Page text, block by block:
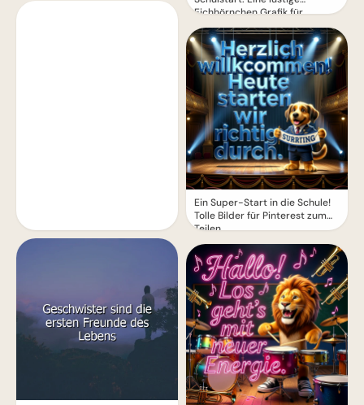
Eichhörnchen Grafik für
WhatsApp
Ein Super-Start in die Schule!
Tolle Bilder für Pinterest zum
Teilen.